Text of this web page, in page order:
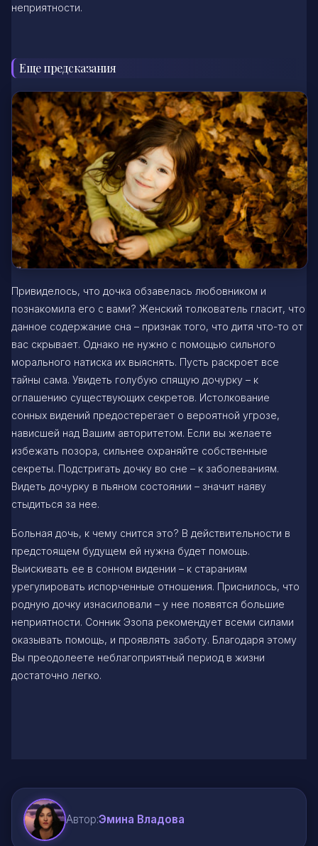
неприятности.
Еще предсказания
Привиделось, что дочка обзавелась любовником и
познакомила его с вами? Женский толкователь гласит, что
данное содержание сна – признак того, что дитя что-то от
вас скрывает. Однако не нужно с помощью сильного
морального натиска их выяснять. Пусть раскроет все
тайны сама. Увидеть голубую спящую дочурку – к
оглашению существующих секретов. Истолкование
сонных видений предостерегает о вероятной угрозе,
нависшей над Вашим авторитетом. Если вы желаете
избежать позора, сильнее охраняйте собственные
секреты. Подстригать дочку во сне – к заболеваниям.
Видеть дочурку в пьяном состоянии – значит наяву
стыдиться за нее.
Больная дочь, к чему снится это? В действительности в
предстоящем будущем ей нужна будет помощь.
Выискивать ее в сонном видении – к стараниям
урегулировать испорченные отношения. Приснилось, что
родную дочку изнасиловали – у нее появятся большие
неприятности. Сонник Эзопа рекомендует всеми силами
оказывать помощь, и проявлять заботу. Благодаря этому
Вы преодолеете неблагоприятный период в жизни
достаточно легко.
Автор:Эмина Владова